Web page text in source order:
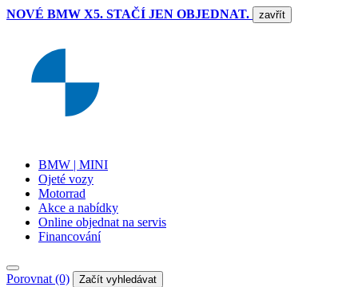
NOVÉ BMW X5. STAČÍ JEN OBJEDNAT. zavřít
BMW | MINI
Ojeté vozy
Motorrad
Akce a nabídky
Online objednat na servis
Financování
Porovnat (0) Začít vyhledávat